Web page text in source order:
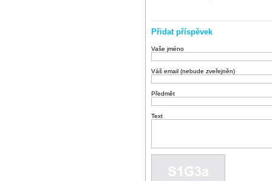
Přidat příspěvek
Vaše jméno
Váš email (nebude zveřejněn)
Předmět
Text